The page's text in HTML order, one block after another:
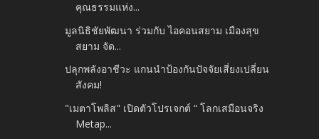
คุณธรรมแห่ง...
มูลนิธิชัยพัฒนา ร่วมกับ ไอคอนสยาม เมืองสุข
สยาม จัด...
ปลุกพลังอาชีวะ แกนนำป้องกันปัจจัยเสี่ยงเปลี่ยน
สังคม!
"เมตาโพลิส" เปิดตัวโปรเจกต์ “ โลกเสมือนจริง
Metap...